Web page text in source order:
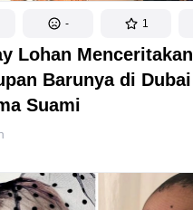
- 1
Lohan Menceritakan
Barunya di Dubai
Suami